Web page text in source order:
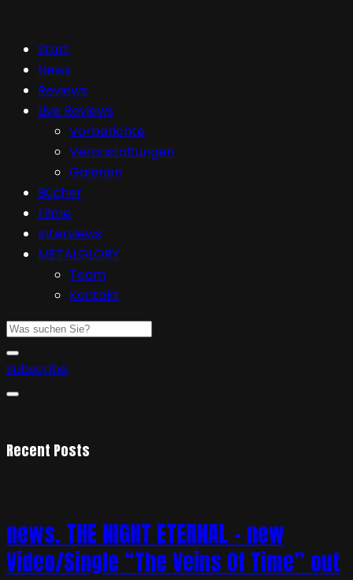
Start
News
Reviews
Live Reviews
Vorberichte
Veranstaltungen
Galerien
Bücher
Filme
Interviews
METALGLORY
Team
Kontakt
Subscribe
Recent Posts
news. THE NIGHT ETERNAL – new
Video/Single “The Veins Of Time” out